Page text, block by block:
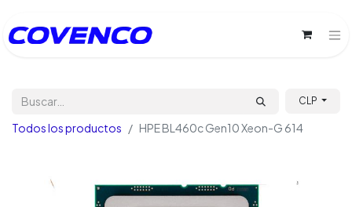
CLP
Todos los productos HPE BL460c Gen10 Xeon-G 614